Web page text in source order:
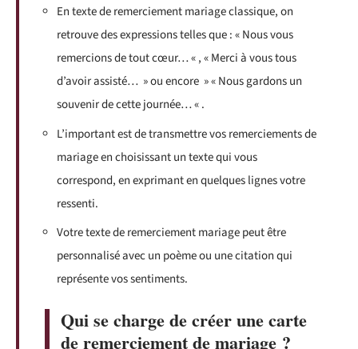
En texte de remerciement mariage classique, on
retrouve des expressions telles que : « Nous vous
remercions de tout cœur… « , « Merci à vous tous
d’avoir assisté… » ou encore » « Nous gardons un
souvenir de cette journée… « .
L’important est de transmettre vos remerciements de
mariage en choisissant un texte qui vous
correspond, en exprimant en quelques lignes votre
ressenti.
Votre texte de remerciement mariage peut être
personnalisé avec un poème ou une citation qui
représente vos sentiments.
Qui se charge de créer une carte
de remerciement de mariage ?